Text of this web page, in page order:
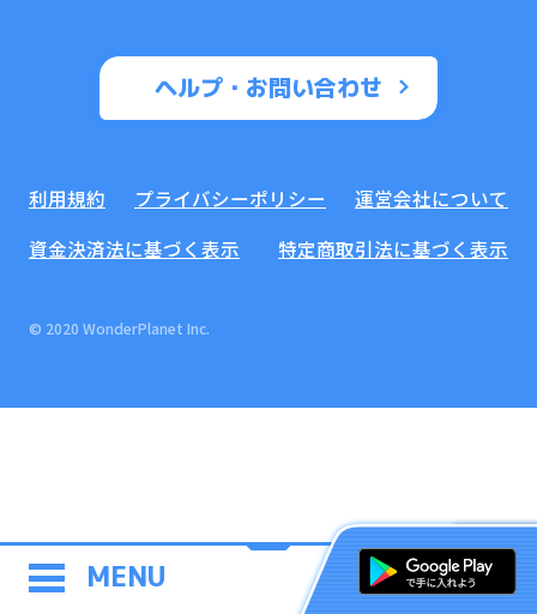
MENU
ヘルプ・お問い合わせ
利用規約 プライバシーポリシー
運営会社について
資金決済法に基づく表示
特定商取引法に基づく表示
© 2020 WonderPlanet Inc.